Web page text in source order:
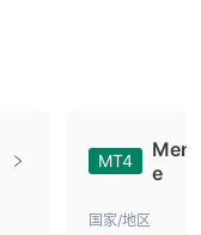
MT4
e
国家/地区